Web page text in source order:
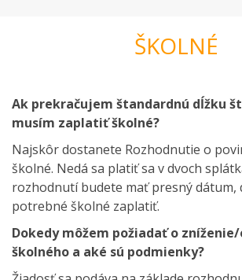
ŠKOLNÉ
Ak prekračujem štandardnú dĺžku
musím zaplatiť školné?
Najskôr dostanete Rozhodnutie o
školné. Nedá sa platiť sa v dvoch
rozhodnutí budete mať presný dátum,
potrebné školné zaplatiť.
Dokedy môžem požiadať o
školného a aké sú podmienky?